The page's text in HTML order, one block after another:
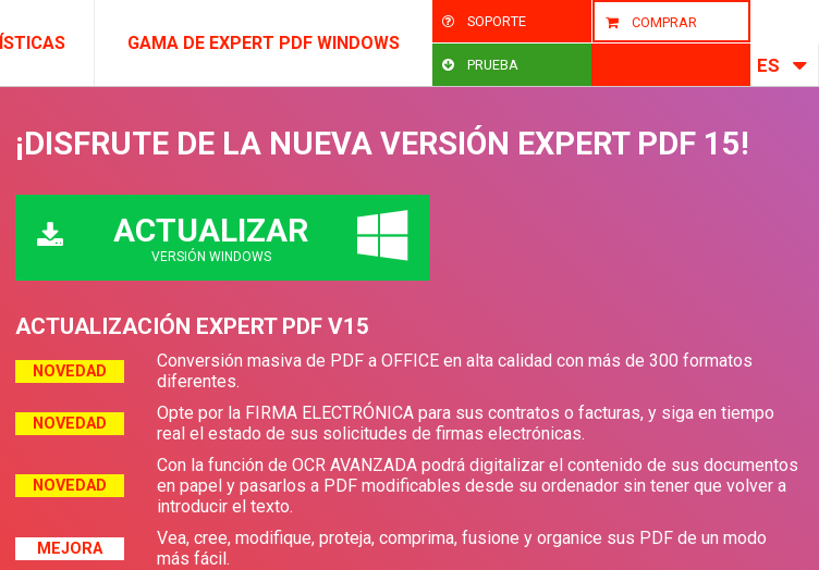
GAMA DE EXPERT PDF WINDOWS
SOPORTE COMPRAR
PRUEBA ES
¡DISFRUTE DE LA NUEVA VERSIÓN EXPERT PDF 15!
ACTUALIZAR
VERSIÓN WINDOWS
ACTUALIZACIÓN EXPERT PDF V15
NOVEDAD
Conversión masiva de PDF a OFFICE en alta calidad con más de 300 formatos
diferentes.
NOVEDAD
Opte por la FIRMA ELECTRÓNICA para sus contratos o facturas, y siga en tiempo
real el estado de sus solicitudes de firmas electrónicas.
NOVEDAD
Con la función de OCR AVANZADA podrá digitalizar el contenido de sus documentos
en papel y pasarlos a PDF modificables desde su ordenador sin tener que volver a
introducir el texto.
MEJORA
Vea, cree, modifique, proteja, comprima, fusione y organice sus PDF de un modo
más fácil.